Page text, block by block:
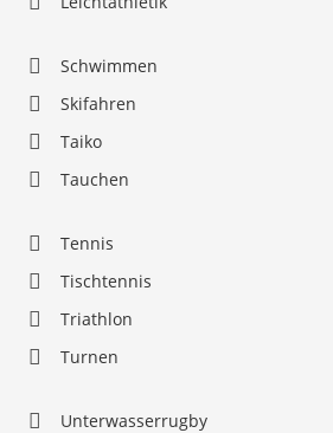
Schwimmen
Skifahren
Taiko
Tauchen
Tennis
Tischtennis
Triathlon
Turnen
Unterwasserrugby